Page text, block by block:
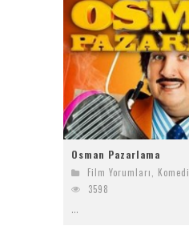
Osman Pazarlama
Film Yorumları Komedi
3598
...